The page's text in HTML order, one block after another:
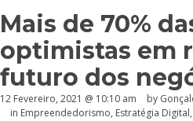
Mais de 70%
optimistas em
futuro dos
12 Fevereiro, 2021 @ 10:10 am by
in Empreendedorismo, Estratégia Digital,